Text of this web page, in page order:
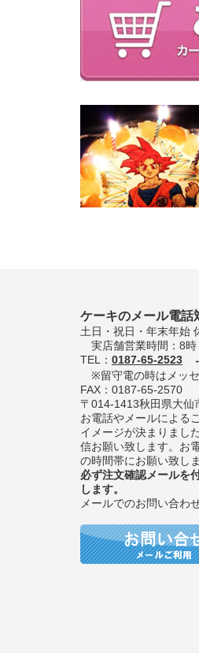
ケーキのメール電話
土日・祝日・年末年始
実店舗営業時間：8時
TEL： 0187-65-2523 ←
※留守電の時はメッセ
FAX：0187-65-2570
〒014-1413秋田県大
お電話やメールによる
イメージが決まりまし
信お願い致します。お
の時間帯にお願い致し
必ず注文確認メールを
します。
メールでのお問い合わ